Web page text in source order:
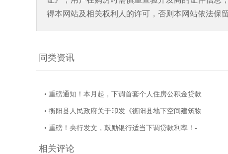
得本网站及相关权利人的许可，否则本网站依法保留
同类资讯
• 重磅通知！本月起，下调首套个人住房公积金贷款
• 衡阳县人民政府关于印发《衡阳县地下空间建筑物
• 重磅！央行发文，鼓励银行适当下调贷款利率！-
相关评论